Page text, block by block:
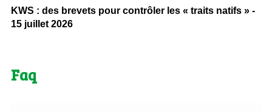
KWS : des brevets pour contrôler les « traits natifs » -
15 juillet 2026
Faq